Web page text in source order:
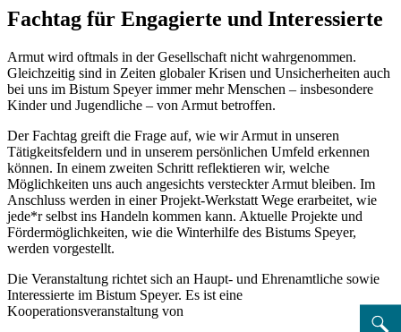
Fachtag für Engagierte und Interessierte
Armut wird oftmals in der Gesellschaft nicht wahrgenommen.
Gleichzeitig sind in Zeiten globaler Krisen und Unsicherheiten auch
bei uns im Bistum Speyer immer mehr Menschen – insbesondere
Kinder und Jugendliche – von Armut betroffen.
Der Fachtag greift die Frage auf, wie wir Armut in unseren
Tätigkeitsfeldern und in unserem persönlichen Umfeld erkennen
können. In einem zweiten Schritt reflektieren wir, welche
Möglichkeiten uns auch angesichts versteckter Armut bleiben. Im
Anschluss werden in einer Projekt-Werkstatt Wege erarbeitet, wie
jede*r selbst ins Handeln kommen kann. Aktuelle Projekte und
Fördermöglichkeiten, wie die Winterhilfe des Bistums Speyer,
werden vorgestellt.
Die Veranstaltung richtet sich an Haupt- und Ehrenamtliche sowie
Interessierte im Bistum Speyer. Es ist eine
Kooperationsveranstaltung von